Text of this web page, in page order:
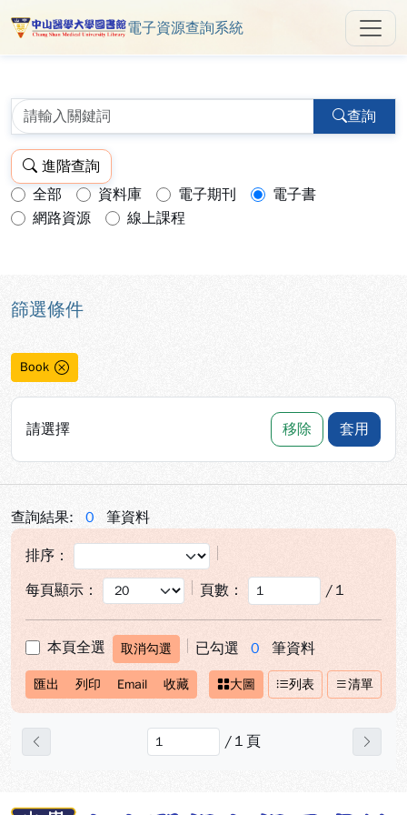
中山醫學大學圖書館 ReSearch
電子資源查詢系統
查詢
進階查詢
查詢模式：
全部 資料庫 電子期刊
電子書
網路資源
線上課程
篩選條件
Book
請選擇 移除 套用
查詢結果: 0 筆資料
排序：
每頁顯示：
頁數： / 1
本頁全選 取消勾選 已勾選 0 筆資料
匯出 列印 Email 收藏 大圖 列表 清單
/ 1 頁